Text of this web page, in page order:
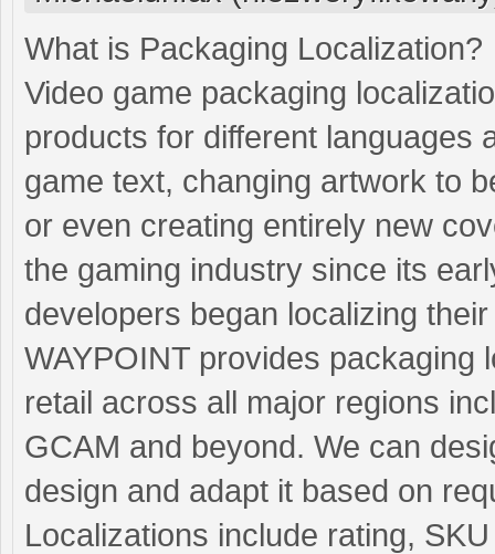
What is Packaging Localization?
Video game packaging
products for different languages
game text, changing artwork to
or even creating entirely new
the gaming industry since its
developers began localizing
WAYPOINT provides packaging
retail across all major regions
GCAM and beyond. We can
design and adapt it based on
Localizations include rating,